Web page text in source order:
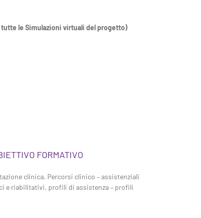
le Simulazioni virtuali del progetto)
FORMATIVO
clinica. Percorsi clinico – assistenziali
e riabilitativi, profili di assistenza – profili